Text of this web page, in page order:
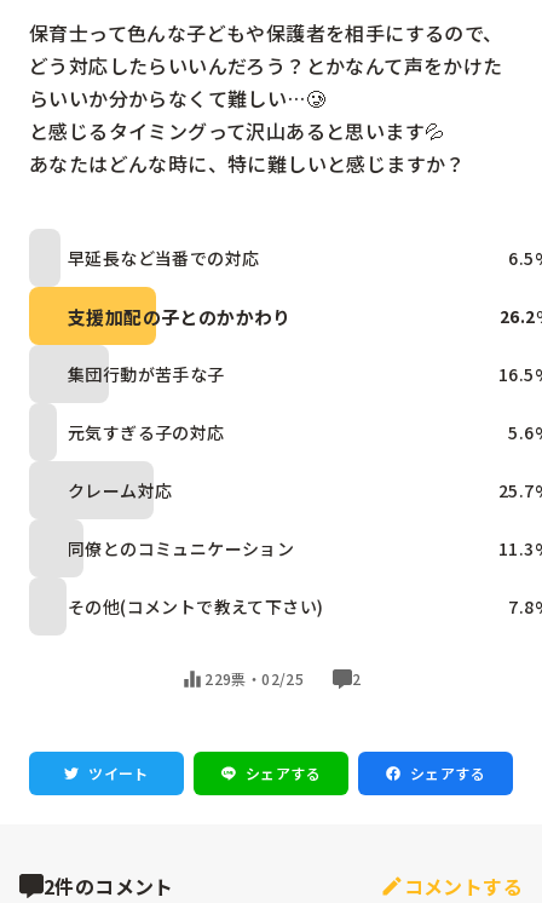
保育士って色んな子どもや保護者を相手にするので、
どう対応したらいいんだろう？とかなんて声をかけた
らいいか分からなくて難しい…🥲
と感じるタイミングって沢山あると思います💦
あなたはどんな時に、特に難しいと感じますか？
早延長など当番での対応 6.5
支援加配の子とのかかわり 26.2
集団行動が苦手な子 16.5
元気すぎる子の対応 5.6
クレーム対応 25.7
同僚とのコミュニケーション 11.3
その他(コメントで教えて下さい) 7.8
229票・02/25 2
ツイート シェアする シェアする
2件のコメント コメントする